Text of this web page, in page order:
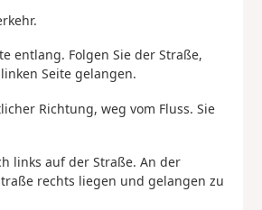
entlang. Folgen Sie der Straße,
Seite gelangen.
Richtung, weg vom Fluss. Sie
links auf der Straße. An der
rechts liegen und gelangen zu